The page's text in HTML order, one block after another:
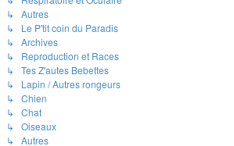
↳ Autres
↳ Le P'tit coin du Paradis
↳ Archives
↳ Reproduction et Races
↳ Tes Z'autes Bebettes
↳ Lapin / Autres rongeurs
↳ Chien
↳ Chat
↳ Oiseaux
↳ Autres